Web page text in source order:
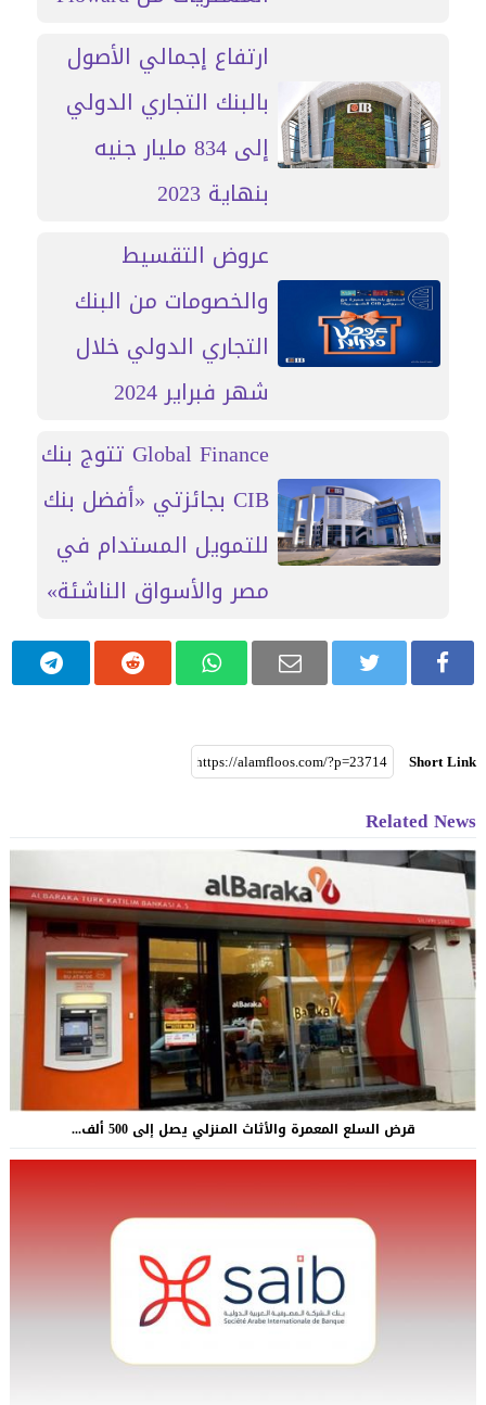
ارتفاع إجمالي الأصول
بالبنك التجاري الدولي
إلى 834 مليار جنيه
بنهاية 2023
عروض التقسيط
والخصومات من البنك
التجاري الدولي خلال
شهر فبراير 2024
Global Finance تتوج بنك
CIB بجائزتي «أفضل بنك
للتمويل المستدام في
مصر والأسواق الناشئة»
Short Link
Related News
قرض السلع المعمرة والأثاث المنزلي يصل إلى 500 ألف...